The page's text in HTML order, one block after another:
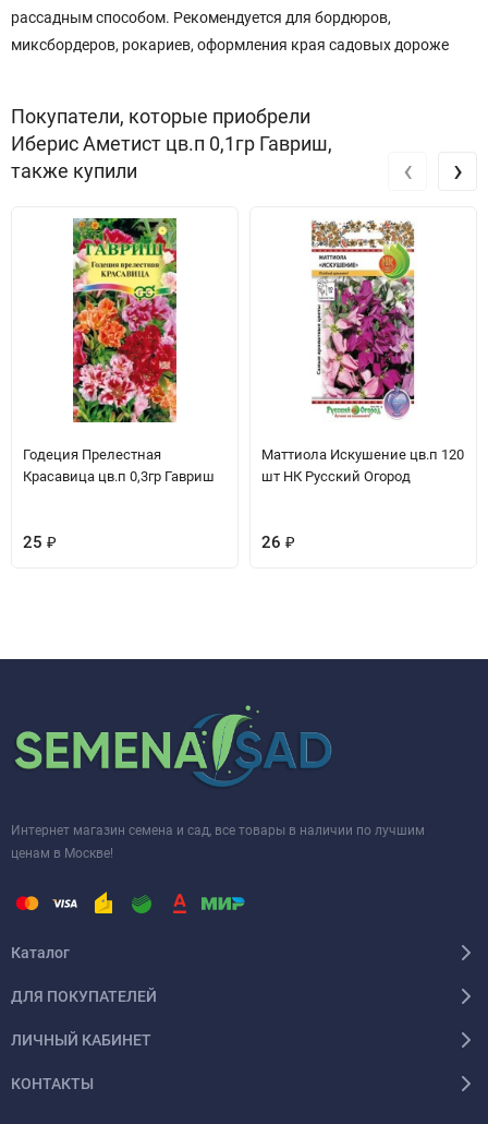
рассадным способом. Рекомендуется для бордюров,
миксбордеров, рокариев, оформления края садовых дороже
Покупатели, которые приобрели
Иберис Аметист цв.п 0,1гр Гавриш,
также купили
Годеция Прелестная
Красавица цв.п 0,3гр Гавриш
25 ₽
Маттиола Искушение цв.п 120
шт НК Русский Огород
26 ₽
‹ ›
Интернет магазин семена и сад, все товары в наличии по лучшим
ценам в Москве!
Каталог
ДЛЯ ПОКУПАТЕЛЕЙ
ЛИЧНЫЙ КАБИНЕТ
КОНТАКТЫ